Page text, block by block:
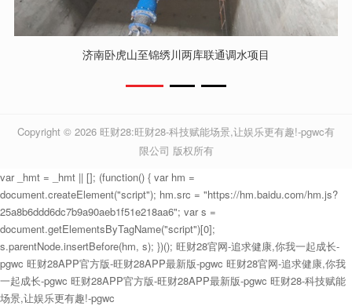
济南卧虎山至锦绣川两库联通调水项目
Copyright © 2026 旺财28:旺财28-科技赋能场景,让娱乐更有趣!-pgwc有
限公司 版权所有
var _hmt = _hmt || []; (function() { var hm =
document.createElement("script"); hm.src = "https://hm.baidu.com/hm.js?
25a8b6ddd6dc7b9a90aeb1f51e218aa6"; var s =
document.getElementsByTagName("script")[0];
s.parentNode.insertBefore(hm, s); })(); 旺财28官网-追求健康,你我一起成长-
pgwc 旺财28APP官方版-旺财28APP最新版-pgwc 旺财28官网-追求健康,你我
一起成长-pgwc 旺财28APP官方版-旺财28APP最新版-pgwc 旺财28-科技赋能
场景,让娱乐更有趣!-pgwc